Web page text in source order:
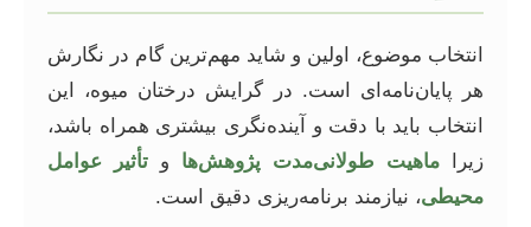
انتخاب موضوع، اولین و شاید مهم‌ترین گام در نگارش
هر پایان‌نامه‌ای است. در گرایش درختان میوه، این
انتخاب باید با دقت و آینده‌نگری بیشتری همراه باشد،
زیرا ماهیت طولانی‌مدت پژوهش‌ها و تأثیر عوامل
محیطی، نیازمند برنامه‌ریزی دقیق است.